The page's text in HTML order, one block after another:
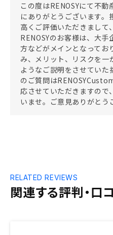
この度はRENOSYにて不
にありがとうございます。
高くご評価いただきまして
RENOSYのお客様は、大
方などがメインとなってお
み、メリット、リスクを一
ようなご説明をさせてい
のご質問は
応させていただきますので
いませ。ご意見ありがとう
関連する評判・口
RELATED REVIEWS